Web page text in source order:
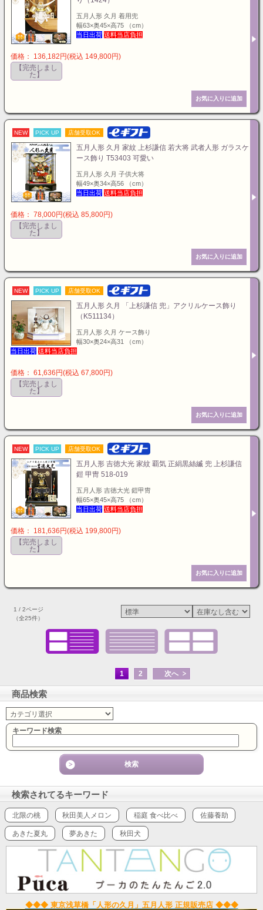
五月人形 久月 着用兜
幅63×奥45×高75 （cm）
当日出荷 送料当店負担
価格： 136,182円(税込 149,800円)
【完売しまし
た】
NEW PICK UP 店舗受取OK
五月人形 久月 家紋 上杉謙信 若大将 武者人形 ガラスケ
ース飾り T53403 可愛い
五月人形 久月 子供大将
幅49×奥34×高56 （cm）
当日出荷 送料当店負担
価格： 78,000円(税込 85,800円)
【完売しまし
た】
NEW PICK UP 店舗受取OK
五月人形 久月 「上杉謙信 兜」アクリルケース飾り
（K511134）
五月人形 久月 ケース飾り
幅30×奥24×高31 （cm）
当日出荷 送料当店負担
価格： 61,636円(税込 67,800円)
【完売しまし
た】
NEW PICK UP 店舗受取OK
五月人形 吉徳大光 家紋 覇気 正絹黒絲縅 兜 上杉謙信
鎧 甲冑 518-019
五月人形 吉徳大光 鎧甲冑
幅65×奥45×高75 （cm）
当日出荷 送料当店負担
価格： 181,636円(税込 199,800円)
【完売しまし
た】
1 / 2ページ
（全25件）
1 2 次へ
商品検索
キーワード検索
検索されてるキーワード
北限の桃 秋田美人メロン 稲庭 食べ比べ 佐藤養助
あきた夏丸 夢あきた 秋田犬
◆◆◆ 東京浅草橋「人形の久月」五月人形 正規販売店 ◆◆◆